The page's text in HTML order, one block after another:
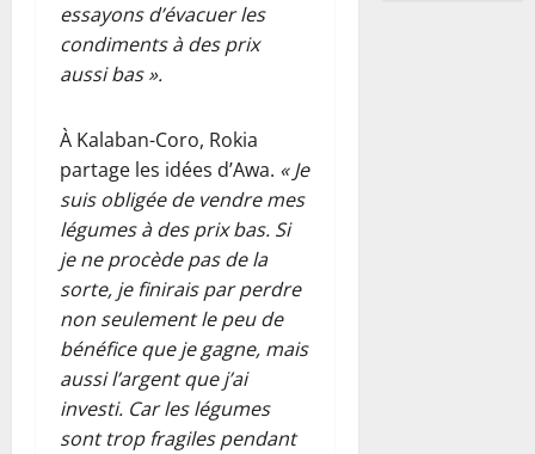
essayons d’évacuer les
condiments à des prix
aussi bas ».
À Kalaban-Coro, Rokia
partage les idées d’Awa. « Je
suis obligée de vendre mes
légumes à des prix bas. Si
je ne procède pas de la
sorte, je finirais par perdre
non seulement le peu de
bénéfice que je gagne, mais
aussi l’argent que j’ai
investi. Car les légumes
sont trop fragiles pendant